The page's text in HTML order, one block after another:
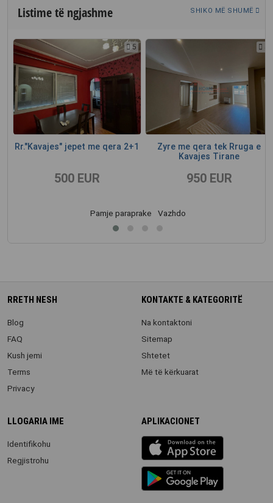
Listime të ngjashme SHIKO MË SHUMË
5
Rr."Kavajes" jepet me qera 2+1
500 EUR
Zyre me qera tek Rruga e
Kavajes Tirane
950 EUR
Pamje paraprake Vazhdo
RRETH NESH
Blog
FAQ
Kush jemi
Terms
Privacy
KONTAKTE & KATEGORITË
Na kontaktoni
Sitemap
Shtetet
Më të kërkuarat
LLOGARIA IME
Identifikohu
Regjistrohu
APLIKACIONET
iOS
app
Android
App